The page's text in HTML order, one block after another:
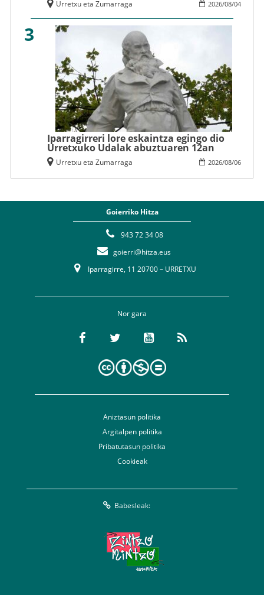
2026/08/04
Urretxu eta Zumarraga
3
Iparragirreri lore eskaintza egingo dio
Urretxuko Udalak abuztuaren 12an
2026/08/06
Urretxu eta Zumarraga
Goierriko Hitza
943 72 34 08
goierri@hitza.eus
Iparragirre, 11 20700 – URRETXU
Nor gara
Aniztasun politika
Argitalpen politika
Pribatutasun politika
Cookieak
Babesleak: